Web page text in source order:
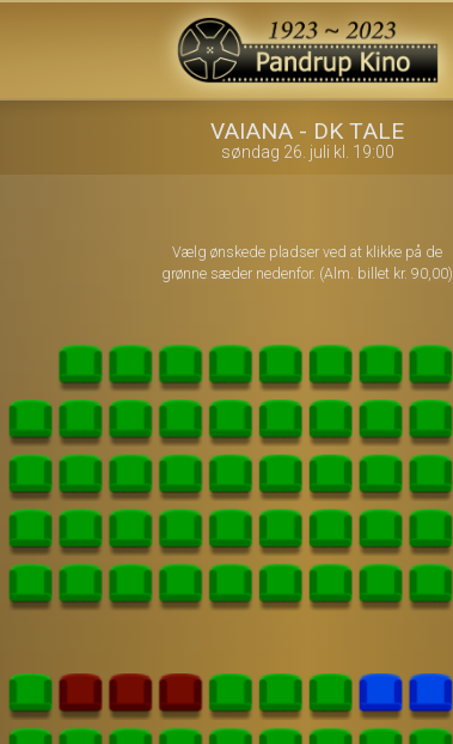
VAIANA - DK TALE
søndag 26. juli kl. 19:00
Vælg ønskede pladser ved at klikke på de
grønne sæder nedenfor. (Alm. billet kr. 90,00)
1step-front02 033324